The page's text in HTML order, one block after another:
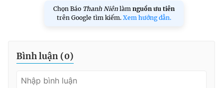
Chọn Báo Thanh Niên làm nguồn ưu tiên
trên Google tìm kiếm. Xem hướng dẫn.
Bình luận (0)